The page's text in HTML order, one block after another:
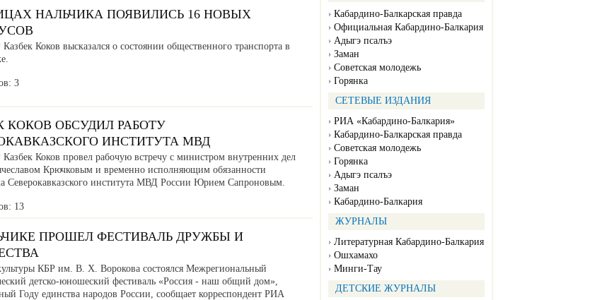
Кабардино-Балкарская правда
Официальная Кабардино-Балкария
Адыгэ псалъэ
Заман
Советская молодежь
Горянка
СЕТЕВЫЕ ИЗДАНИЯ
РИА «Кабардино-Балкария»
Кабардино-Балкарская правда
Советская молодежь
Горянка
Адыгэ псалъэ
Заман
Кабардино-Балкария
ЖУРНАЛЫ
Литературная Кабардино-Балкария
Ошхамахо
Минги-Тау
ДЕТСКИЕ ЖУРНАЛЫ
НАЛЬЧИКА ПОЯВИЛИСЬ 16 НОВЫХ
Коков высказался о состоянии общественного транспорта в
3
КОКОВ ОБСУДИЛ РАБОТУ
ИНСТИТУТА МВД
Коков провел рабочую встречу с министром внутренних дел
Крючковым и временно исполняющим обязанности
Северокавказского института МВД России Юрием Сапроновым.
13
ПРОШЕЛ ФЕСТИВАЛЬ ДРУЖБЫ И
КБР им. В. Х. Ворокова состоялся Межрегиональный
детско-юношеский фестиваль «Россия - наш общий дом»,
Году единства народов России, сообщает корреспондент РИА